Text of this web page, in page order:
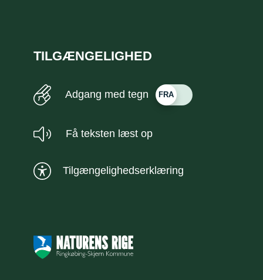
TILGÆNGELIGHED
Adgang med tegn
Få teksten læst op
Tilgængelighedserklæring